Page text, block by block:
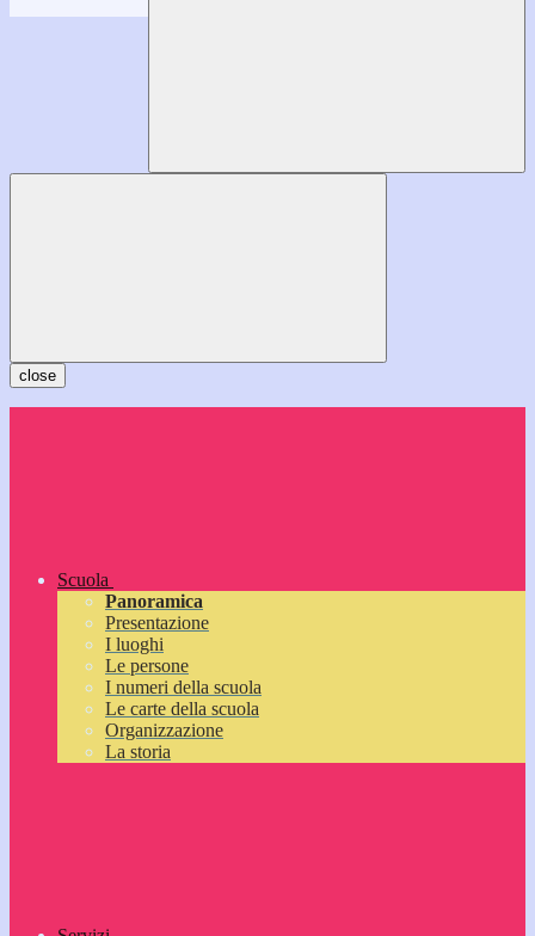
close
Scuola
Panoramica
Presentazione
I luoghi
Le persone
I numeri della scuola
Le carte della scuola
Organizzazione
La storia